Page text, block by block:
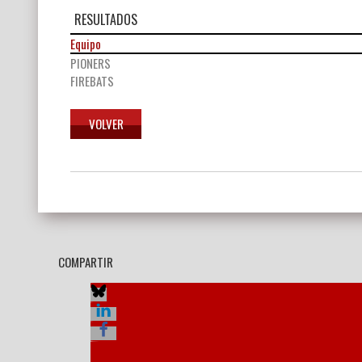
RESULTADOS
Equipo
PIONERS
FIREBATS
de
entradas
COMPARTIR